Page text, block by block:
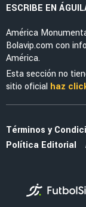
SELECCIÓN
Julián
ante Inglaterra